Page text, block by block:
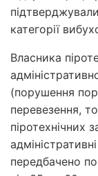
підтверджували
категорії
Власника
(порушення
перевезення,
піротехнічних
передбачено